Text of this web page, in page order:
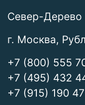
Север-Дерево
г. Москва,
+7 (800) 555
+7 (495) 432
+7 (915) 190